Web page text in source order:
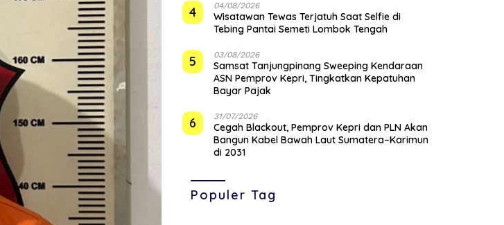
4 04/08/2026
Wisatawan Tewas Terjatuh Saat Selfie di
Tebing Pantai Semeti Lombok Tengah
5 03/08/2026
Samsat Tanjungpinang Sweeping Kendaraan
ASN Pemprov Kepri, Tingkatkan Kepatuhan
Bayar Pajak
6 31/07/2026
Cegah Blackout, Pemprov Kepri dan PLN Akan
Bangun Kabel Bawah Laut Sumatera–Karimun
di 2031
Populer Tag